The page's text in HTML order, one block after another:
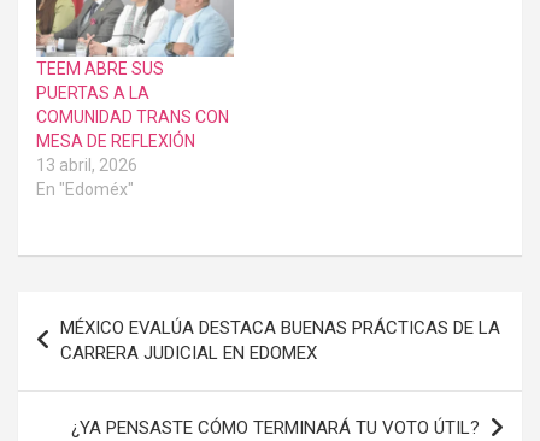
TEEM ABRE SUS
PUERTAS A LA
COMUNIDAD TRANS CON
MESA DE REFLEXIÓN
13 abril, 2026
En "Edoméx"
Navegación
de
entradas
MÉXICO EVALÚA DESTACA BUENAS PRÁCTICAS DE LA
CARRERA JUDICIAL EN EDOMEX
¿YA PENSASTE CÓMO TERMINARÁ TU VOTO ÚTIL?